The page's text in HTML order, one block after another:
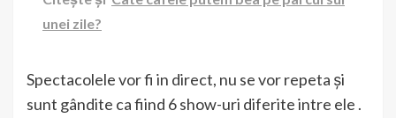
unei zile?
Spectacolele vor fi in direct, nu se vor repeta și
sunt gândite ca fiind 6 show-uri diferite intre ele .